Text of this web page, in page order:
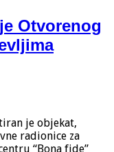
Otvorenog
je objekat,
radionice za
“Bona fide”